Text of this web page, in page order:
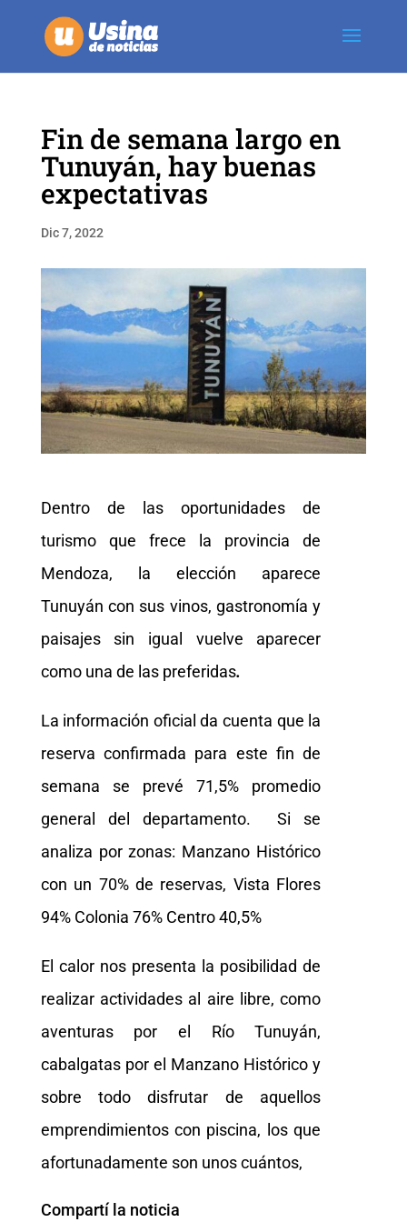
Fin de semana largo en
Tunuyán, hay buenas
expectativas
Dic 7, 2022
Dentro de las oportunidades de
turismo que frece la provincia de
Mendoza, la elección aparece
Tunuyán con sus vinos, gastronomía y
paisajes sin igual vuelve aparecer
como una de las preferidas.
La información oficial da cuenta que la
reserva confirmada para este fin de
semana se prevé 71,5% promedio
general del departamento. Si se
analiza por zonas: Manzano Histórico
con un 70% de reservas, Vista Flores
94% Colonia 76% Centro 40,5%
El calor nos presenta la posibilidad de
realizar actividades al aire libre, como
aventuras por el Río Tunuyán,
cabalgatas por el Manzano Histórico y
sobre todo disfrutar de aquellos
emprendimientos con piscina, los que
afortunadamente son unos cuántos,
Compartí la noticia